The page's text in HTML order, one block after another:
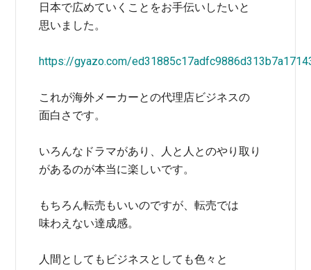
日本で広めていくことをお手伝いしたいと
思いました。
https://gyazo.com/
これが海外メーカーとの代理店ビジネスの
面白さです。
いろんなドラマがあり、人と人とのやり取り
があるのが本当に楽しいです。
もちろん転売もいいのですが、転売では
味わえない達成感。
人間としてもビジネスとしても色々と